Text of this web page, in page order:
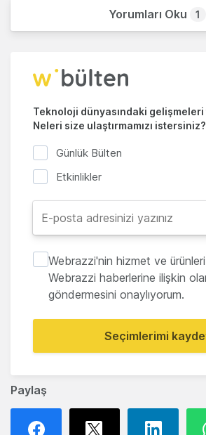
Paylaş
Yorumları Oku 1
Teknoloji dünyasındaki
Neleri size ulaştırmamızı istersiniz?
Günlük Bülten
Etkinlikler
Webrazzi'nin hizmet ve
Webrazzi haberlerine ilişkin
göndermesini onaylıyorum.
Seçimlerimi